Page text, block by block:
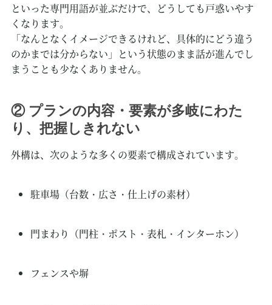
といった専門用語が並ぶだけで、どうしても戸惑いやす
くなります。
「なんとなくイメージできるけれど、具体的にどう違う
のかまでは分からない」という状態のまま話が進んでし
まうことも少なくありません。
② プランの内容・要素が多岐にわた
り、把握しきれない
外構は、次のような多くの要素で構成されています。
駐車場（台数・広さ・仕上げの素材）
門まわり（門柱・ポスト・表札・インターホン）
フェンスや塀